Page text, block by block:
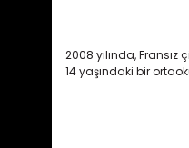
2008 yılında,
14 yaşındaki bir